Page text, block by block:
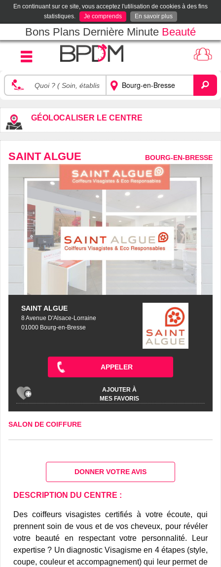
En continuant sur ce site, vous acceptez l'utilisation de cookies à des fins
statistiques.
Je comprends En savoir plus
Bons Plans Dernière Minute Beauté
GÉOLOCALISER LE CENTRE
SAINT ALGUE BOURG-EN-BRESSE
SAINT ALGUE
8 Avenue D'Alsace-Lorraine
01000 Bourg-en-Bresse
APPELER
AJOUTER À
MES FAVORIS
SALON DE COIFFURE
DONNER VOTRE AVIS
DESCRIPTION DU CENTRE :
Des coiffeurs visagistes certifiés à votre écoute, qui
prennent soin de vous et de vos cheveux, pour révéler
votre beauté en respectant votre personnalité. Leur
expertise ? Un diagnostic Visagisme en 4 étapes (style,
coupe, couleur et accompagnement) qui leur permet de